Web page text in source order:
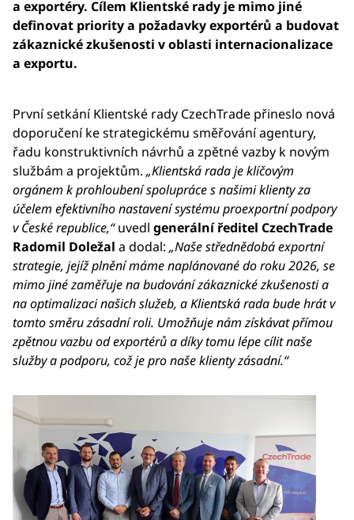
a exportéry. Cílem Klientské rady je mimo jiné
definovat priority a požadavky exportérů a budovat
zákaznické zkušenosti v oblasti internacionalizace
a exportu.
První setkání Klientské rady CzechTrade přineslo nová
doporučení ke strategickému směřování agentury,
řadu konstruktivních návrhů a zpětné vazby k novým
službám a projektům. „Klientská rada je klíčovým
orgánem k prohloubení spolupráce s našimi klienty za
účelem efektivního nastavení systému proexportní podpory
v České republice,“uvedl generální ředitel CzechTrade
Radomil Doležal a dodal: „Naše střednědobá exportní
strategie, jejíž plnění máme naplánované do roku 2026, se
mimo jiné zaměřuje na budování zákaznické zkušenosti a
na optimalizaci našich služeb, a Klientská rada bude hrát v
tomto směru zásadní roli. Umožňuje nám získávat přímou
zpětnou vazbu od exportérů a díky tomu lépe cílit naše
služby a podporu, což je pro naše klienty zásadní.“